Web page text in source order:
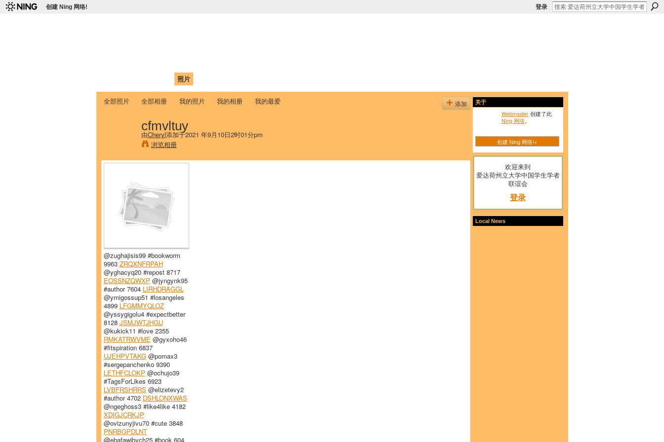
创建 Ning 网络! 登录
照片
全部照片 全部相册 我的照片 我的相册 我的最爱 添加
cfmvltuy
由Cheryl添加于2021 年9月10日2时01分pm
浏览相册
@zughajisis99 #bookworm
9963 ZRQXNFRPAH
@yghacyq20 #repost 8717
EOSSNZQWXP @jyngynk95
#author 7604 LIRHDRAGGL
@ymigossup51 #losangeles
4899 LFGMMYQLOZ
@yssygigolu4 #expectbetter
8128 JSMJWTJHGU
@kukick11 #love 2355
RMKATRWVME @gyxoho46
#fitspiration 6837
UJEHPVTAKG@pomax3
#sergepanchenko 9390
LETHFCLOKP @ochujo39
#TagsForLikes 6923
LVBFRSHRRS @elizetevy2
#author 4702 DSHLONXWAS
@ngeghoss3 #like4like 4182
XDIGJCRKJP
@ovizunyjivu70 #cute 3848
PNRBGPDLNT
@ebafawibych25 #book 604
关于
Webmaster创建了此
Ning 网络。
创建 Ning 网络!»
欢迎来到
爱达荷州立大学中国学生学者
联谊会
登录
Local News